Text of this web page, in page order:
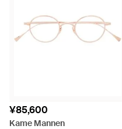
¥85,600
Kame Mannen